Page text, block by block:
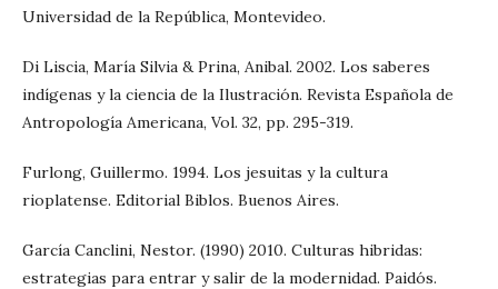
Universidad de la República, Montevideo.
Di Liscia, María Silvia & Prina, Anibal. 2002. Los saberes
indígenas y la ciencia de la Ilustración. Revista Española de
Antropología Americana, Vol. 32, pp. 295-319.
Furlong, Guillermo. 1994. Los jesuitas y la cultura
rioplatense. Editorial Biblos. Buenos Aires.
García Canclini, Nestor. (1990) 2010. Culturas hibridas:
estrategias para entrar y salir de la modernidad. Paidós.